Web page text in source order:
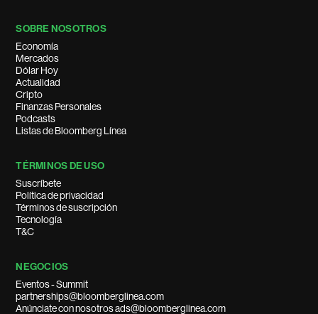
SOBRE NOSOTROS
Economía
Mercados
Dólar Hoy
Actualidad
Cripto
Finanzas Personales
Podcasts
Listas de Bloomberg Línea
TÉRMINOS DE USO
Suscríbete
Política de privacidad
Términos de suscripción
Tecnología
T&C
NEGOCIOS
Eventos - Summit
partnerships@bloomberglinea.com
Anúnciate con nosotros ads@bloomberglinea.com